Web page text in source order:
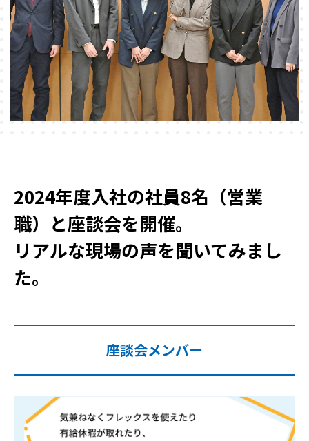
2024年度入社の社員8名（営業
職）と座談会を開催。
リアルな現場の声を聞いてみまし
た。
座談会メンバー